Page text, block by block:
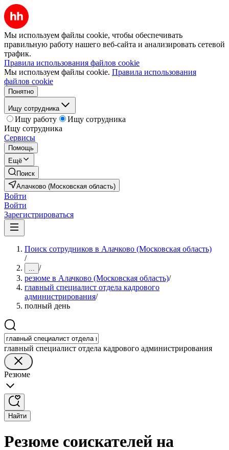
Мы используем файлы cookie, чтобы обеспечивать
правильную работу нашего веб-сайта и анализировать сетевой
трафик.
Правила использования файлов cookie
Мы используем файлы cookie. Правила использования
файлов cookie
Понятно
Ищу сотрудника
Ищу работу
Ищу сотрудника
Ищу сотрудника
Сервисы
Помощь
Ещё
Поиск
Алачково (Московская область)
Войти
Войти
Зарегистрироваться
Поиск сотрудников в Алачково (Московская область)
/
... /
резюме в Алачково (Московская область)/
главный специалист отдела кадрового
администрирования/
полный день
главный специалист отдела кадрового администрирования
Резюме
Найти
Резюме соискателей на